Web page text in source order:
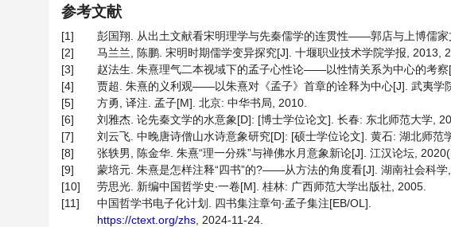
参考文献
[1]
彭国翔. 从出土文献看宋明理学与先秦儒学的连贯性——郭店与上博儒
[2]
马兰兰, 陈鹏. 宋明时期儒学变异探究[J]. 十堰职业技术学院学报, 2013,
[3]
赵法生. 朱熹理气二本视域下的孟子心性论——以性情关系为中心的考察
[4]
贾超. 朱熹的义利观——以朱熹对《孟子》首章的诠释为中心[J]. 武夷学
[5]
方勇, 译注. 孟子[M]. 北京: 中华书局, 2010.
[6]
刘雅杰. 论先秦文学的水意象[D]: [博士学位论文]. 长春: 东北师范大学,
[7]
刘云飞. 中晚唐诗僧山水诗意象研究[D]: [硕士学位论文]. 黄石: 湖北师范
[8]
张轶男, 陈金华. 朱熹“理一分殊”与禅佛水月意象新论[J]. 江汉论坛,
[9]
蒙培元. 朱熹是怎样注释“四书”的?——从方法的角度看[J]. 湖南社会科学
[10]
劳思光. 新编中国哲学史∙一卷[M]. 桂林: 广西师范大学出版社, 2005.
[11]
中国哲学书电子化计划. 四书集注章句∙孟子集注[EB/OL].
https://ctext.org/zhs , 2024-11-24.